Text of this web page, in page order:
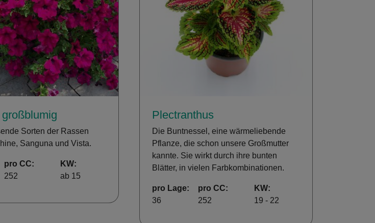
Sorten der Rassen
Sanguna und Vista.
pro CC:
252
KW:
ab 15
Plectranthus
Die Buntnessel, eine wärmeliebende
Pflanze, die schon unsere Großmutter
kannte. Sie wirkt durch ihre bunten
Blätter, in vielen Farbkombinationen.
pro Lage:
36
pro CC:
252
KW:
19 - 22